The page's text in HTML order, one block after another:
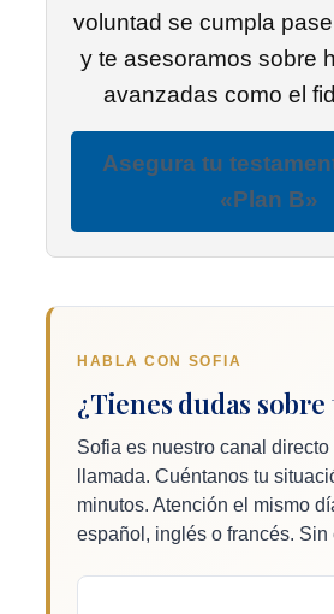
voluntad se cumpla
y te asesoramos sobre
avanzadas como el
Asegura tu
«Plan B»
HABLA CON SOFIA
¿Tienes dudas sobre
Sofia es nuestro canal
llamada. Cuéntanos tu
minutos. Atención el mismo
español, inglés o francés. Sin